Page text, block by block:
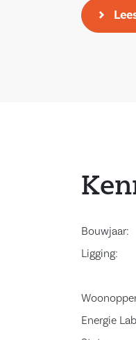
de woning
heeft een
Via de hal
met een
de
Bouwjaar:
Ligging:
Energie